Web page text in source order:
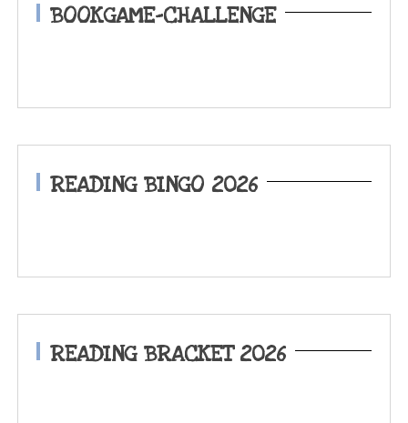
BOOKGAME-CHALLENGE
READING BINGO 2026
READING BRACKET 2026